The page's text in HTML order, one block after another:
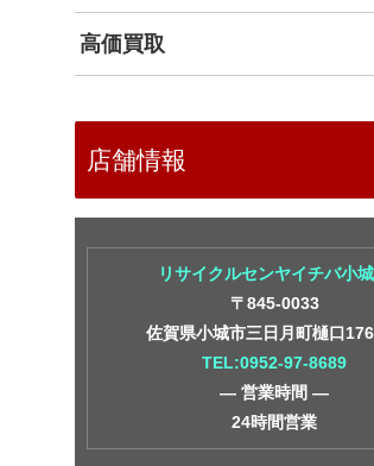
高価買取
店舗情報
リサイクルセンヤイチバ小
〒845-0033
佐賀県小城市三日月町樋口
TEL:0952-97-8689
― 営業時間 ―
24時間営業